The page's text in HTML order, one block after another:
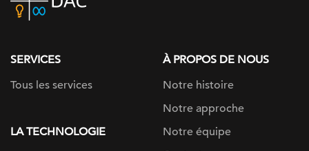
home
SERVICES
Tous les services
LA TECHNOLOGIE
À PROPOS DE NOUS
Notre histoire
Notre approche
Notre équipe